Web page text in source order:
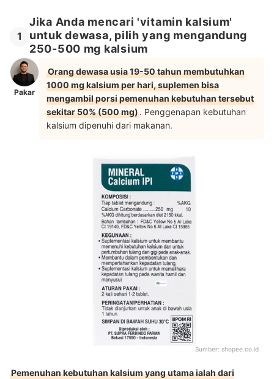
1
Jika Anda mencari 'vitamin kalsium'
untuk dewasa, pilih yang mengandung
250-500 mg kalsium
Pakar
Orang dewasa usia 19-50 tahun membutuhkan
1000 mg kalsium per hari, suplemen bisa
mengambil porsi pemenuhan kebutuhan tersebut
sekitar 50% (500 mg). Penggenapan kebutuhan
kalsium dipenuhi dari makanan.
Sumber: shopee.co.id
Pemenuhan kebutuhan kalsium yang utama ialah dari